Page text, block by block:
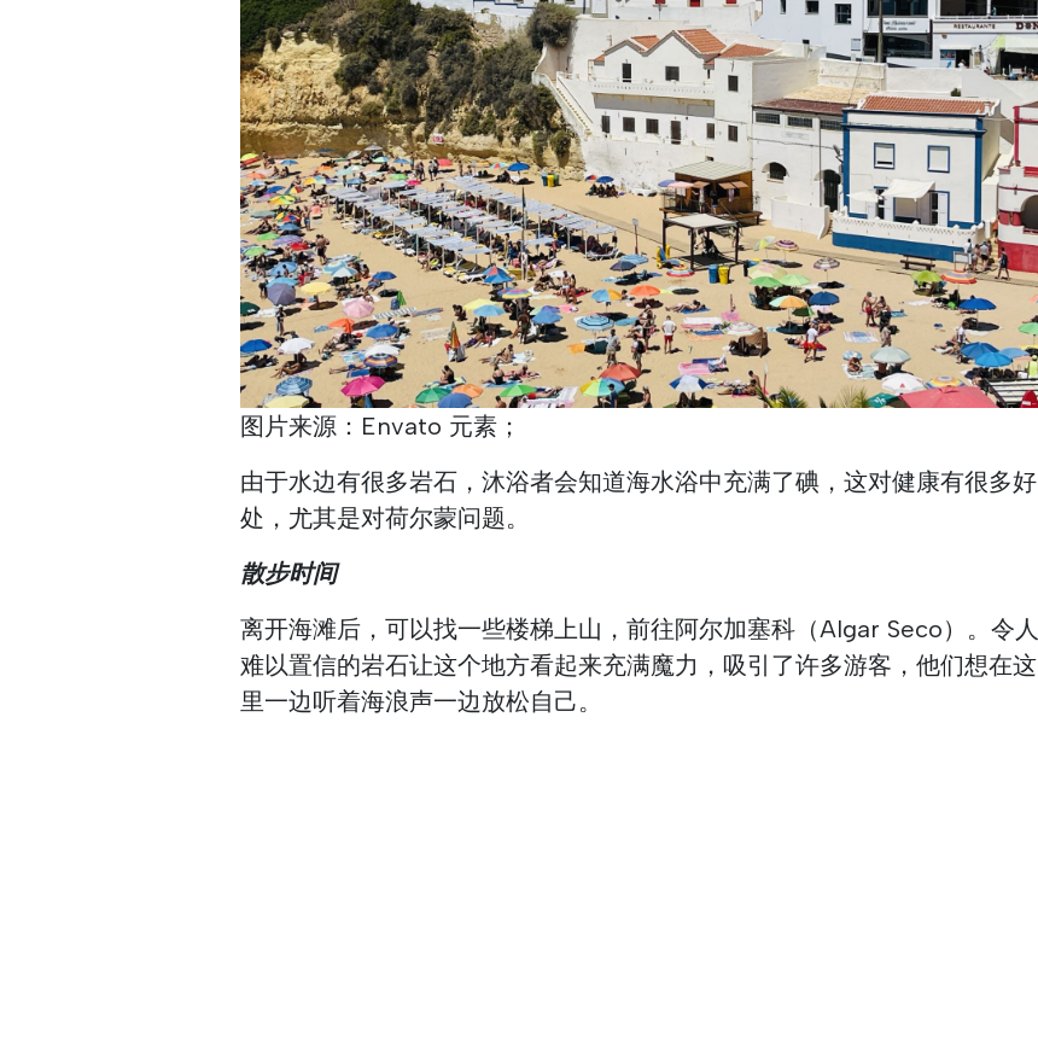
图片来源：Envato 元素；
由于水边有很多岩石，沐浴者会知道海水浴中充满了碘，这对健康有很多好
处，尤其是对荷尔蒙问题。
散步时间
离开海滩后，可以找一些楼梯上山，前往阿尔加塞科（Algar Seco）。令人
难以置信的岩石让这个地方看起来充满魔力，吸引了许多游客，他们想在这
里一边听着海浪声一边放松自己。